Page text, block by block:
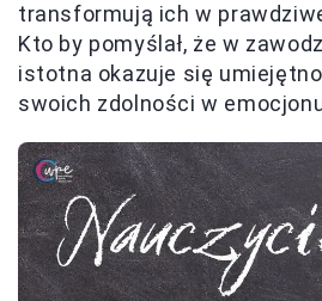
transformują ich w
Kto by pomyślał, że w
istotna okazuje się
swoich zdolności w